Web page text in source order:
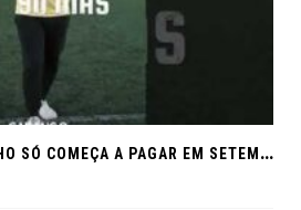
PAGAR EM SETEMBRO!NO FEIRÃO DE VERDADE EM ARACJU